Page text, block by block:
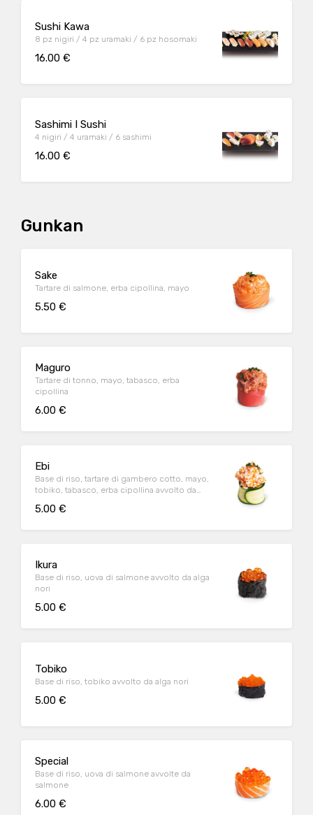
Sushi Kawa
8 pz nigiri / 4 pz uramaki / 6 pz hosomaki
16.00 €
Sashimi I Sushi
4 nigiri / 4 uramaki / 6 sashimi
16.00 €
Gunkan
Sake
Tartare di salmone, erba cipollina, mayo
5.50 €
Maguro
Tartare di tonno, mayo, tabasco, erba
cipollina
6.00 €
Ebi
Base di riso, tartare di gambero cotto, mayo,
tobiko, tabasco, erba cipollina avvolto da
5.00 €
Ikura
Base di riso, uova di salmone avvolto da alga
nori
5.00 €
Tobiko
Base di riso, tobiko avvolto da alga nori
5.00 €
Special
Base di riso, uova di salmone avvolte da
salmone
6.00 €